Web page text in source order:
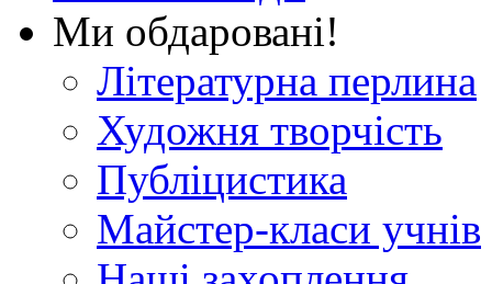
Ми обдаровані!
Літературна перлина
Художня творчість
Публіцистика
Майстер-класи учнів